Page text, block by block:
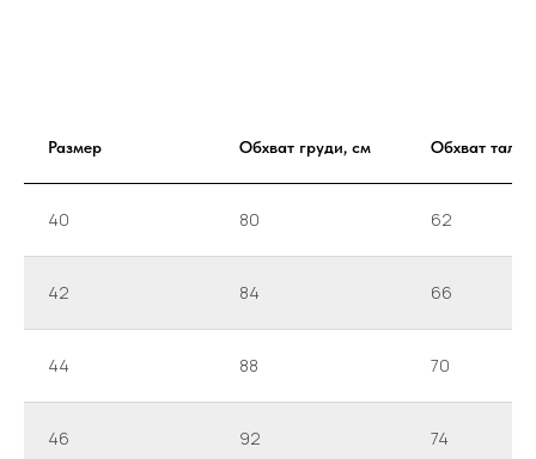
Размер Обхват груди, см Обхват
40 80 62
42 84 66
44 88 70
46 92 74